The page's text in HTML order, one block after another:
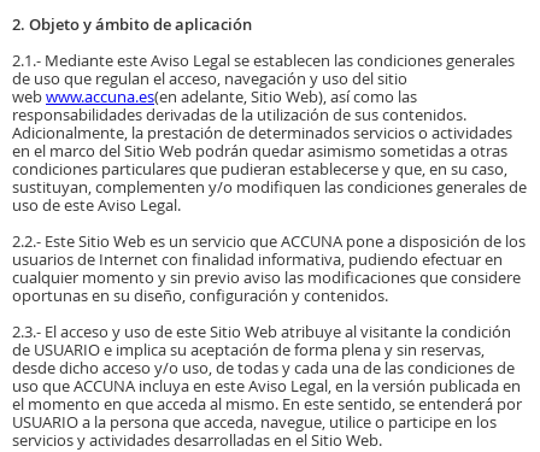
2. Objeto y ámbito de aplicación
2.1.- Mediante este Aviso Legal se establecen las condiciones generales
de uso que regulan el acceso, navegación y uso del sitio
webwww.accuna.es(en adelante, Sitio Web), así como las
responsabilidades derivadas de la utilización de sus contenidos.
Adicionalmente, la prestación de determinados servicios o actividades
en el marco del Sitio Web podrán quedar asimismo sometidas a otras
condiciones particulares que pudieran establecerse y que, en su caso,
sustituyan, complementen y/o modifiquen las condiciones generales de
uso de este Aviso Legal.
2.2.- Este Sitio Web es un servicio que ACCUNA pone a disposición de los
usuarios de Internet con finalidad informativa, pudiendo efectuar en
cualquier momento y sin previo aviso las modificaciones que considere
oportunas en su diseño, configuración y contenidos.
2.3.- El acceso y uso de este Sitio Web atribuye al visitante la condición
de USUARIO e implica su aceptación de forma plena y sin reservas,
desde dicho acceso y/o uso, de todas y cada una de las condiciones de
uso que ACCUNA incluya en este Aviso Legal, en la versión publicada en
el momento en que acceda al mismo. En este sentido, se entenderá por
USUARIO a la persona que acceda, navegue, utilice o participe en los
servicios y actividades desarrolladas en el Sitio Web.